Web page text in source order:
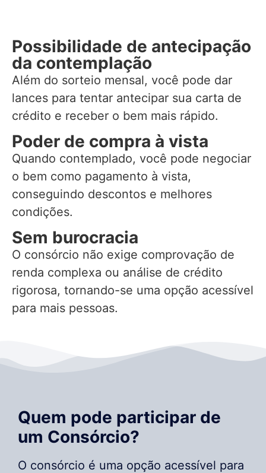
Possibilidade de antecipação
da contemplação
Além do sorteio mensal, você pode dar
lances para tentar antecipar sua carta de
crédito e receber o bem mais rápido.
Poder de compra à vista
Quando contemplado, você pode negociar
o bem como pagamento à vista,
conseguindo descontos e melhores
condições.
Sem burocracia
O consórcio não exige comprovação de
renda complexa ou análise de crédito
rigorosa, tornando-se uma opção acessível
para mais pessoas.
Quem pode participar de
um Consórcio?
O consórcio é uma opção acessível para